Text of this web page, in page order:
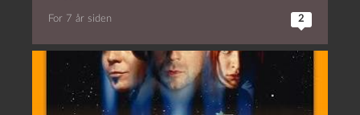
For 7 år siden 2